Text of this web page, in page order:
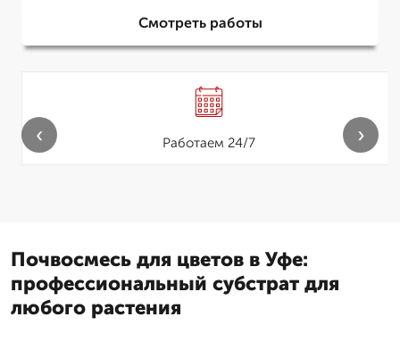
Смотреть работы
Работаем 24/7
‹ ›
Почвосмесь для цветов в Уфе:
профессиональный субстрат для
любого растения